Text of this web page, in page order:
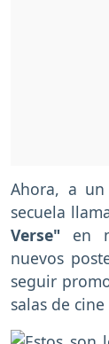
Ahora, a
secuela
Verse" en
nuevos
seguir
salas de